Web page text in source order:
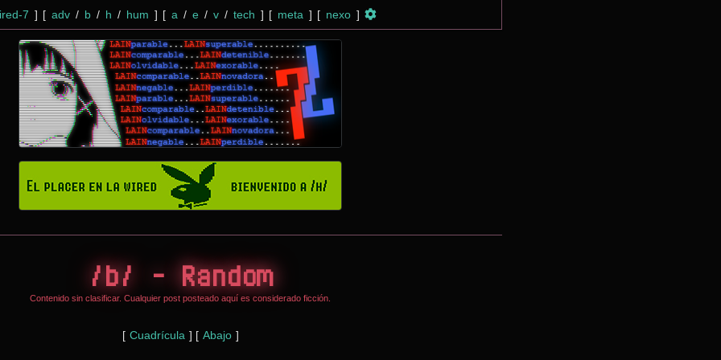
7 ] [ adv / b / h / hum ] [ a / e / v / tech ] [ meta ] [ nexo ]
/b/ - Random
Contenido sin clasificar. Cualquier post posteado aquí es considerado ficción.
[ Cuadrícula ] [ Abajo ]